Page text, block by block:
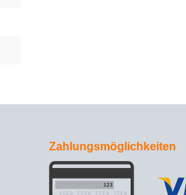
Zahlungsmöglichkeiten